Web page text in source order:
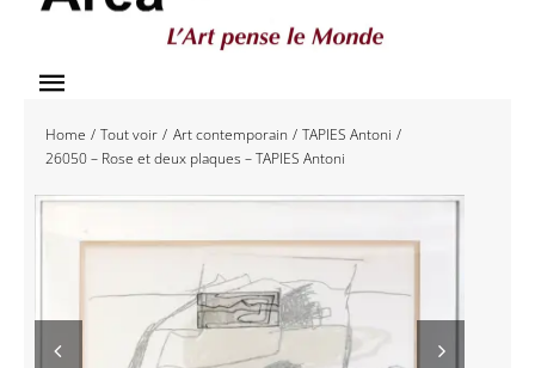
Toggle
Navigation
Accueil
Éditions
Home Tout voir Art contemporain
TAPIES Antoni
26050 – Rose et deux plaques – TAPIES Antoni